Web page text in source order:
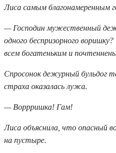
Лиса самым благонамеренным
— Господин мужественный
одного беспризорного
всем богатеньким и
Спросонок дежурный бульдог
страха оказалась лужа.
— Воррришка! Гам!
Лиса объяснила, что опасный
на пустыре.